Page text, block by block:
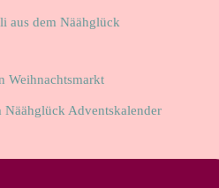
aus dem Näähglück
Weihnachtsmarkt
Näähglück Adventskalender